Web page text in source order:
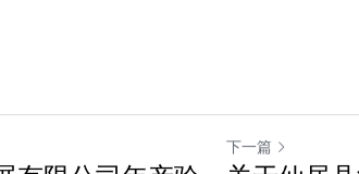
下一篇